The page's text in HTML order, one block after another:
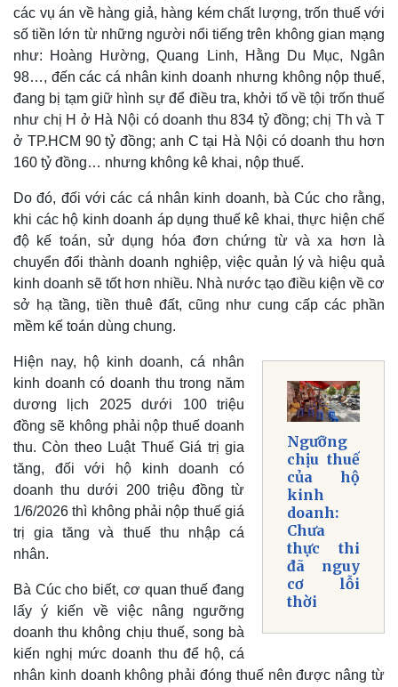
Kinh tế
Khởi nghiệp
Thị trường
Tiêu dùng
Tỷ giá
Chứng khoán
Giá cà phê
các vụ án về hàng giả, hàng kém chất lượng, trốn thuế với
số tiền lớn từ những người nổi tiếng trên không gian mạng
như: Hoàng Hường, Quang Linh, Hằng Du Mục, Ngân
98…, đến các cá nhân kinh doanh nhưng không nộp thuế,
đang bị tạm giữ hình sự để điều tra, khởi tố về tội trốn thuế
như chị H ở Hà Nội có doanh thu 834 tỷ đồng; chị Th và T
ở TP.HCM 90 tỷ đồng; anh C tại Hà Nội có doanh thu hơn
160 tỷ đồng… nhưng không kê khai, nộp thuế.
Do đó, đối với các cá nhân kinh doanh, bà Cúc cho rằng,
khi các hộ kinh doanh áp dụng thuế kê khai, thực hiện chế
độ kế toán, sử dụng hóa đơn chứng từ và xa hơn là
chuyển đổi thành doanh nghiệp, việc quản lý và hiệu quả
kinh doanh sẽ tốt hơn nhiều. Nhà nước tạo điều kiện về cơ
sở hạ tầng, tiền thuê đất, cũng như cung cấp các phần
mềm kế toán dùng chung.
Ngưỡng
chịu thuế
của hộ
kinh
doanh:
Chưa
thực thi
đã nguy
cơ lỗi
thời
Hiện nay, hộ kinh doanh, cá nhân
kinh doanh có doanh thu trong năm
dương lịch 2025 dưới 100 triệu
đồng sẽ không phải nộp thuế doanh
thu. Còn theo Luật Thuế Giá trị gia
tăng, đối với hộ kinh doanh có
doanh thu dưới 200 triệu đồng từ
1/6/2026 thì không phải nộp thuế giá
trị gia tăng và thuế thu nhập cá
nhân.
Bà Cúc cho biết, cơ quan thuế đang
lấy ý kiến về việc nâng ngưỡng
doanh thu không chịu thuế, song bà
kiến nghị mức doanh thu để hộ, cá
nhân kinh doanh không phải đóng thuế nên được nâng từ